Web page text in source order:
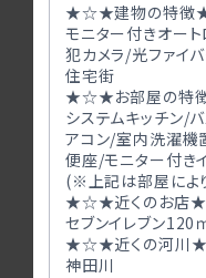
★☆★建物の特
モニター付きオー
犯カメラ/光ファイ
住宅街
★☆★お部屋の
システムキッチン/
アコン/室内洗濯機
便座/モニター付き
(※上記は部屋によ
★☆★近くのお
セブンイレブン
★☆★近くの河
神田川